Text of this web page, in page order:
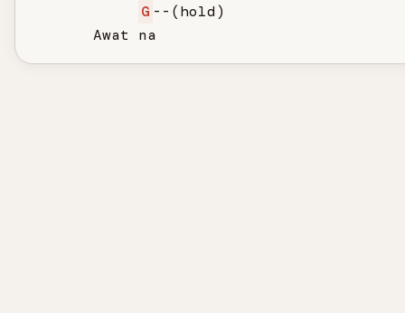
G --(hold)
       Awat na